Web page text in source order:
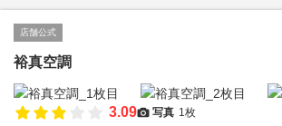
店舗公式
裕真空調
3.09 写真 1枚